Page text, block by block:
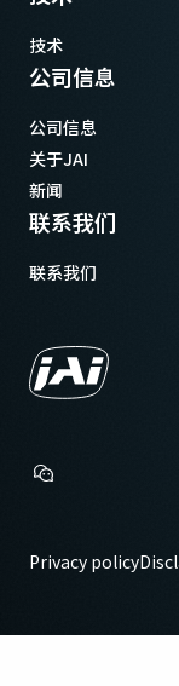
技术
公司信息
公司信息
关于JAI
新闻
联系我们
联系我们
Privacy policy